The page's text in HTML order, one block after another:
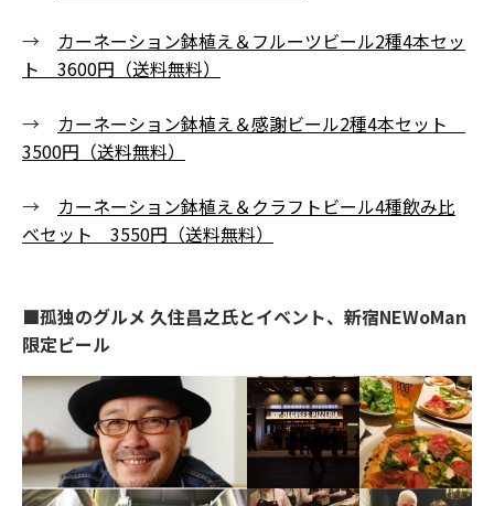
→ カーネーション鉢植え＆フルーツビール2種4本セッ
ト 3600円（送料無料）
→ カーネーション鉢植え＆感謝ビール2種4本セット
3500円（送料無料）
→ カーネーション鉢植え＆クラフトビール4種飲み比
べセット 3550円（送料無料）
■孤独のグルメ 久住昌之氏とイベント、新宿NEWoMan
限定ビール